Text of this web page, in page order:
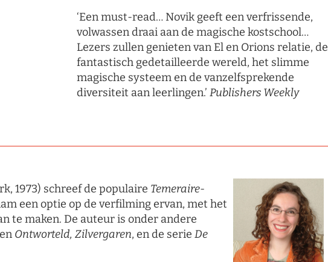
‘Een must-read… Novik geeft een verfrissende,
volwassen draai aan de magische kostschool…
Lezers zullen genieten van El en Orions relatie, de
fantastisch gedetailleerde wereld, het slimme
magische systeem en de vanzelfsprekende
diversiteit aan leerlingen.’ Publishers Weekly
1973) schreef de populaire Temeraire-
een optie op de verfilming ervan, met het
te maken. De auteur is onder andere
Ontworteld, Zilvergaren, en de serie De